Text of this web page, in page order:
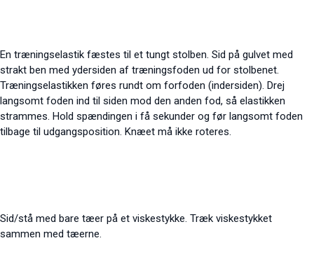
En træningselastik fæstes til et tungt stolben. Sid på gulvet med
strakt ben med ydersiden af træningsfoden ud for stolbenet.
Træningselastikken føres rundt om forfoden (indersiden). Drej
langsomt foden ind til siden mod den anden fod, så elastikken
strammes. Hold spændingen i få sekunder og før langsomt foden
tilbage til udgangsposition. Knæet må ikke roteres.
Sid/stå med bare tæer på et viskestykke. Træk viskestykket
sammen med tæerne.